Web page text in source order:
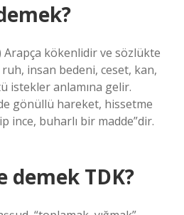
insan bedeni, ceset, kan,
istekler anlamına gelir.
gönüllü hareket, hissetme
ince, buharlı bir madde”dir.
demek TDK?